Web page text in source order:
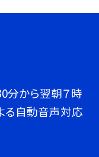
から翌朝７時
る自動音声対応